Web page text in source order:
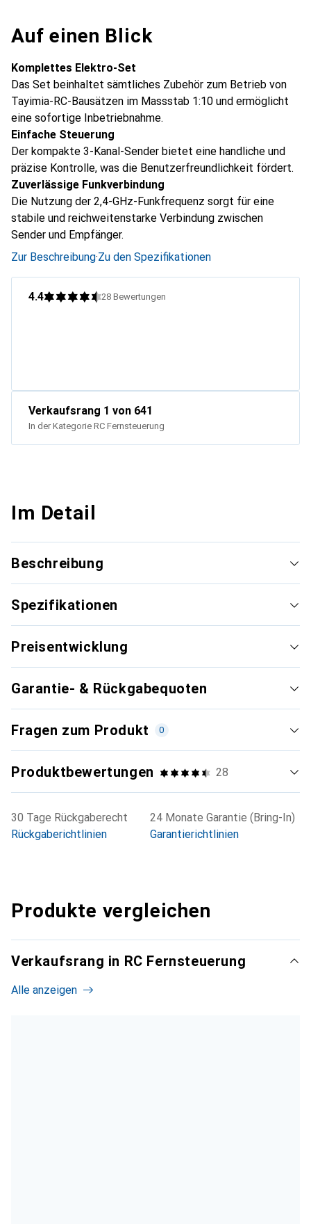
Auf einen Blick
Komplettes Elektro-Set
Das Set beinhaltet sämtliches Zubehör zum Betrieb von
Tayimia-RC-Bausätzen im Massstab 1:10 und ermöglicht
eine sofortige Inbetriebnahme.
Einfache Steuerung
Der kompakte 3-Kanal-Sender bietet eine handliche und
präzise Kontrolle, was die Benutzerfreundlichkeit fördert.
Zuverlässige Funkverbindung
Die Nutzung der 2,4-GHz-Funkfrequenz sorgt für eine
stabile und reichweitenstarke Verbindung zwischen
Sender und Empfänger.
Zur Beschreibung·Zu den Spezifikationen
4.4 28 Bewertungen
Verkaufsrang 1 von 641
In der Kategorie RC Fernsteuerung
Im Detail
Beschreibung
Spezifikationen
Preisentwicklung
Garantie- & Rückgabequoten
Fragen zum Produkt 0
Produktbewertungen 28
30 Tage Rückgaberecht
Rückgaberichtlinien
24 Monate Garantie (Bring-In)
Garantierichtlinien
Produkte vergleichen
Verkaufsrang in RC Fernsteuerung
Alle anzeigen